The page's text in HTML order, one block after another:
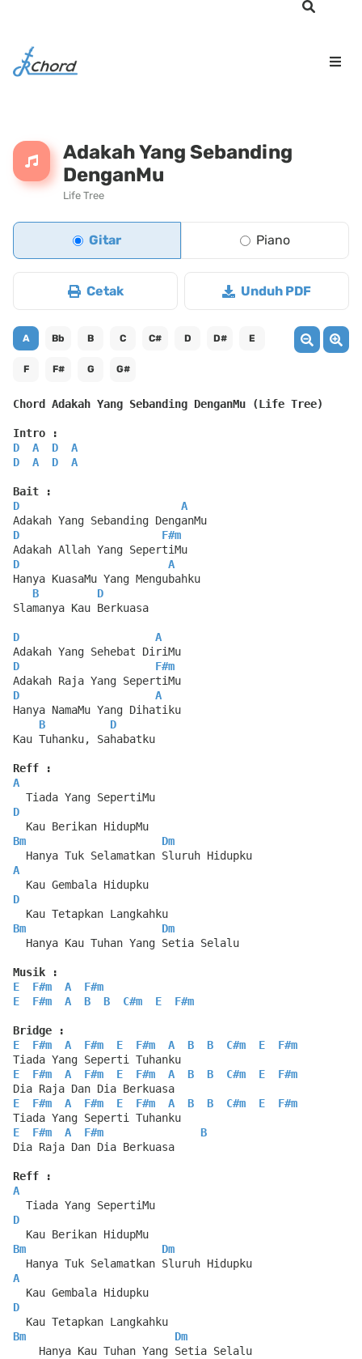
Adakah Yang Sebanding
DenganMu
Life Tree
Gitar Piano
Cetak Unduh PDF
A Bb B C C# D D# E
F F# G G#
Chord Adakah Yang Sebanding DenganMu (Life Tree)
Intro :
D
A D
A
D
A D A
Bait :
D
A
Adakah Yang Sebanding DenganMu
D
F#m
Adakah Allah Yang SepertiMu
D
A
Hanya KuasaMu Yang Mengubahku
B
D
Slamanya Kau Berkuasa
D
A
Adakah Yang Sehebat DiriMu
D
F#m
Adakah Raja Yang SepertiMu
D
A
Hanya NamaMu Yang Dihatiku
B
D
Kau Tuhanku, Sahabatku
Reff :
A
  Tiada Yang SepertiMu
D
  Kau Berikan HidupMu
Bm
Dm
  Hanya Tuk Selamatkan Sluruh Hidupku
A
  Kau Gembala Hidupku
D
  Kau Tetapkan Langkahku
Bm
Dm
  Hanya Kau Tuhan Yang Setia Selalu
Musik :
E
F#m A
F#m
E
F#m A B B C#m E F#m
Bridge :
E
F#m A F#m E F#m A B B C#m E
F#m
Tiada Yang Seperti Tuhanku
E
F#m A F#m E F#m A B B C#m E
F#m
Dia Raja Dan Dia Berkuasa
E
F#m A F#m E F#m A B B C#m E
F#m
Tiada Yang Seperti Tuhanku
E
F#m A F#m
B
Dia Raja Dan Dia Berkuasa
Reff :
A
  Tiada Yang SepertiMu
D
  Kau Berikan HidupMu
Bm
Dm
  Hanya Tuk Selamatkan Sluruh Hidupku
A
  Kau Gembala Hidupku
D
  Kau Tetapkan Langkahku
Bm
Dm
    Hanya Kau Tuhan Yang Setia Selalu